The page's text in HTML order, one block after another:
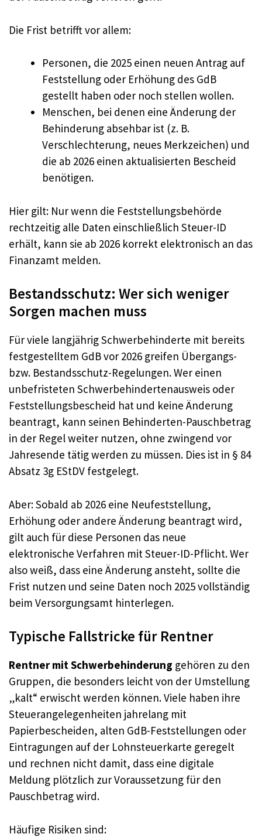
Die Frist betrifft vor allem:
Personen, die 2025 einen neuen Antrag auf
Feststellung oder Erhöhung des GdB
gestellt haben oder noch stellen wollen.
Menschen, bei denen eine Änderung der
Behinderung absehbar ist (z. B.
Verschlechterung, neues Merkzeichen) und
die ab 2026 einen aktualisierten Bescheid
benötigen.
Hier gilt: Nur wenn die Feststellungsbehörde
rechtzeitig alle Daten einschließlich Steuer-ID
erhält, kann sie ab 2026 korrekt elektronisch an das
Finanzamt melden.
Bestandsschutz: Wer sich weniger
Sorgen machen muss
Für viele langjährig Schwerbehinderte mit bereits
festgestelltem GdB vor 2026 greifen Übergangs-
bzw. Bestandsschutz-Regelungen. Wer einen
unbefristeten Schwerbehindertenausweis oder
Feststellungsbescheid hat und keine Änderung
beantragt, kann seinen Behinderten-Pauschbetrag
in der Regel weiter nutzen, ohne zwingend vor
Jahresende tätig werden zu müssen. Dies ist in § 84
Absatz 3g EStDV festgelegt.
Aber: Sobald ab 2026 eine Neufeststellung,
Erhöhung oder andere Änderung beantragt wird,
gilt auch für diese Personen das neue
elektronische Verfahren mit Steuer-ID-Pflicht. Wer
also weiß, dass eine Änderung ansteht, sollte die
Frist nutzen und seine Daten noch 2025 vollständig
beim Versorgungsamt hinterlegen.
Typische Fallstricke für Rentner
Rentner mit Schwerbehinderung gehören zu den
Gruppen, die besonders leicht von der Umstellung
„kalt“ erwischt werden können. Viele haben ihre
Steuerangelegenheiten jahrelang mit
Papierbescheiden, alten GdB-Feststellungen oder
Eintragungen auf der Lohnsteuerkarte geregelt
und rechnen nicht damit, dass eine digitale
Meldung plötzlich zur Voraussetzung für den
Pauschbetrag wird.
Häufige Risiken sind: